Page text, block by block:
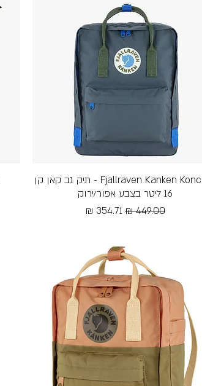
תצוגה מהירה Fjallraven Kanken Koncept - תיק גב קאן קן
16 ליטר בצבע אפור/ירוק
מחיר רגיל‏449.00 ‏₪ מחיר מבצע‏354.71 ‏₪